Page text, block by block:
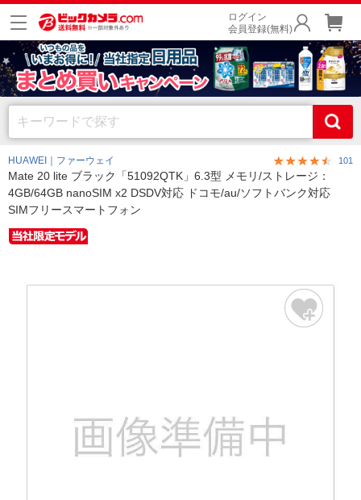
ログイン
会員登録(無料)
HUAWEI｜ファーウェイ 101
Mate 20 lite ブラック「51092QTK」6.3型 メモリ/ストレージ：
4GB/64GB nanoSIM x2 DSDV対応 ドコモ/au/ソフトバンク対応
SIMフリースマートフォン